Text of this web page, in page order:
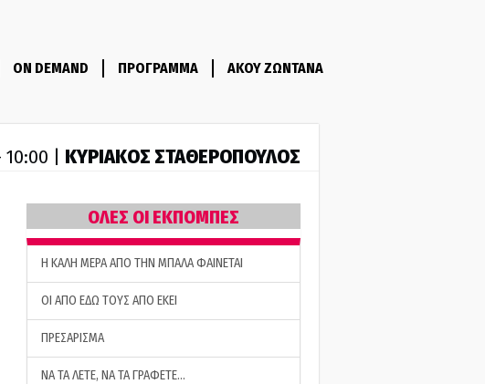
ON DEMAND ΠΡΟΓΡΑΜΜΑ ΑΚΟΥ ΖΩΝΤΑΝΑ
10:00 | ΚΥΡΙΑΚΟΣ ΣΤΑΘΕΡΟΠΟΥΛΟΣ
ΟΛΕΣ ΟΙ ΕΚΠΟΜΠΕΣ
H ΚΑΛΗ ΜΕΡΑ ΑΠΟ ΤΗΝ ΜΠΑΛΑ ΦΑΙΝΕΤΑΙ
ΟΙ ΑΠΟ ΕΔΩ ΤΟΥΣ ΑΠΟ ΕΚΕΙ
ΠΡΕΣΑΡΙΣΜΑ
ΝΑ ΤΑ ΛΕΤΕ, ΝΑ ΤΑ ΓΡΑΦΕΤΕ…